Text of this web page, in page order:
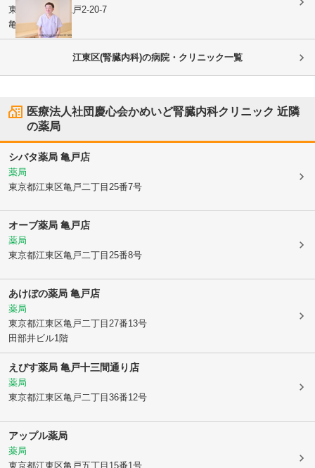
東京都江東区
亀戸2-20-7
亀戸会館4階
江東区(腎臓内科)の病院・クリニック一覧
医療法人社団慶心会かめいど腎臓内科クリニック 近隣
の薬局
シバタ薬局 亀戸店
薬局
東京都江東区亀戸二丁目25番7号
オーブ薬局 亀戸店
薬局
東京都江東区亀戸二丁目25番8号
あけぼの薬局 亀戸店
薬局
東京都江東区亀戸二丁目27番13号
田部井ビル1階
えびす薬局 亀戸十三間通り店
薬局
東京都江東区亀戸二丁目36番12号
アップル薬局
薬局
東京都江東区亀戸五丁目15番1号